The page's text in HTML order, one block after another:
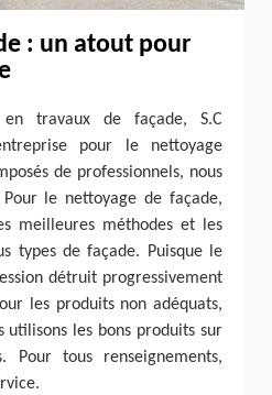
: un atout pour
travaux de façade, S.C
pour le nettoyage
de professionnels, nous
le nettoyage de façade,
meilleures méthodes et les
types de façade. Puisque le
détruit progressivement
les produits non adéquats,
utilisons les bons produits sur
Pour tous renseignements,